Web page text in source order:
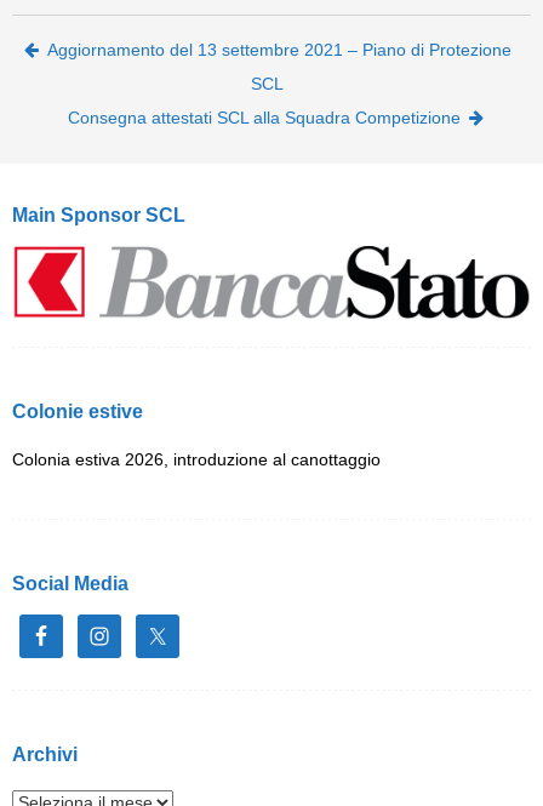
Post navigation
Aggiornamento del 13 settembre 2021 – Piano di Protezione
SCL
Consegna attestati SCL alla Squadra Competizione
Main Sponsor SCL
Colonie estive
Colonia estiva 2026, introduzione al canottaggio
Social Media
Archivi